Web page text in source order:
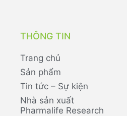
THÔNG TIN
Trang chủ
Sản phẩm
Tin tức – Sự kiện
Nhà sản xuất
Pharmalife Research